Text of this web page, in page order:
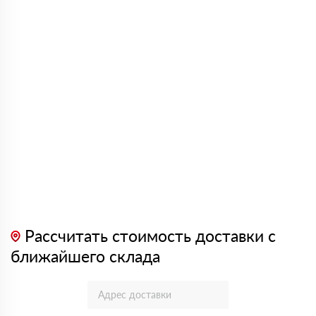
Рассчитать стоимость доставки с
ближайшего склада